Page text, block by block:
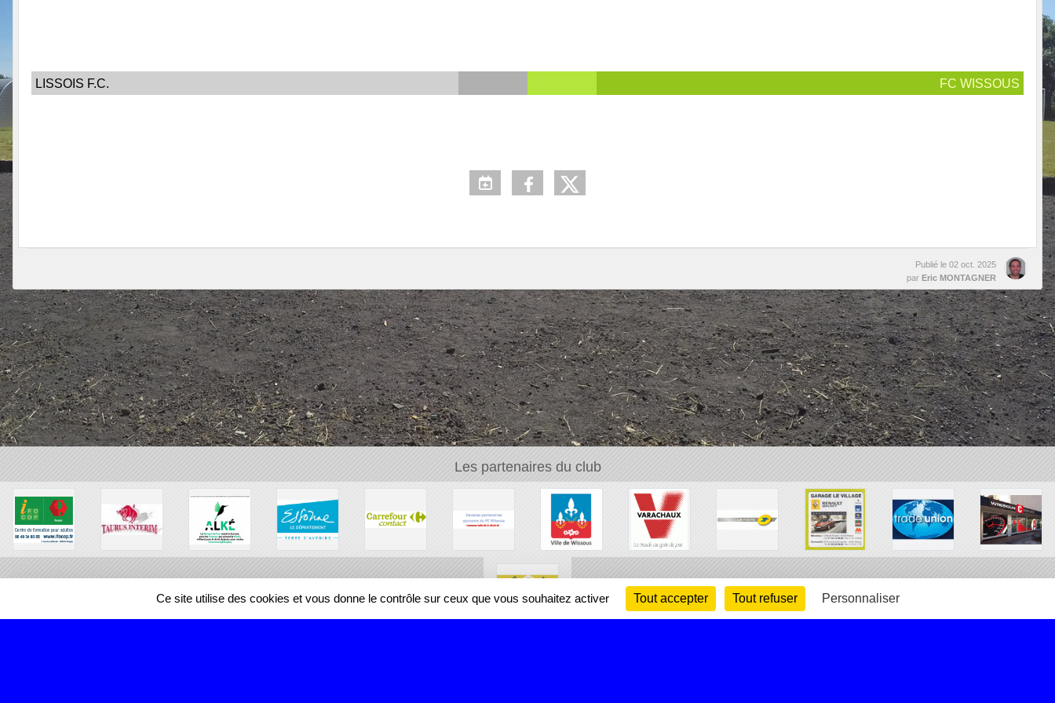
LISSOIS F.C. FC WISSOUS
Publié le 02 oct. 2025
par Eric MONTAGNER
Les partenaires du club
Ce site utilise des cookies et vous donne le contrôle sur ceux que vous souhaitez activer Tout accepter Tout refuser Personnaliser